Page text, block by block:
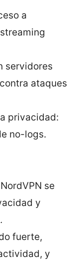
a
servidores
ataques
privacidad:
no-logs.
se
y
fuerte,
y